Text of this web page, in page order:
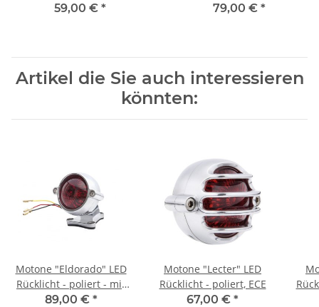
59,00 € *
79,00 € *
Artikel die Sie auch interessieren
könnten:
Motone "Eldorado" LED
Rücklicht - poliert - mit
Halterung, ECE
89,00 € *
Motone "Lecter" LED
Rücklicht - poliert, ECE
67,00 € *